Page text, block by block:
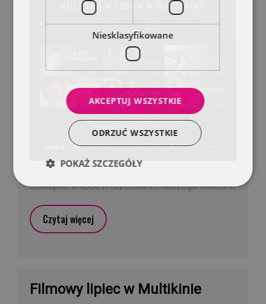
szukajcie w lipcu w repertuarze naszego Multikina
Czytaj więcej
Filmowy lipiec w Multikinie
Niesklasyfikowane
AKCEPTUJ WSZYSTKIE
ODRZUĆ WSZYSTKIE
POKAŻ SZCZEGÓŁY